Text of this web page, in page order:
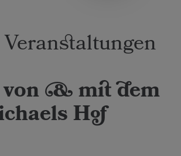
von & mit dem
Hof